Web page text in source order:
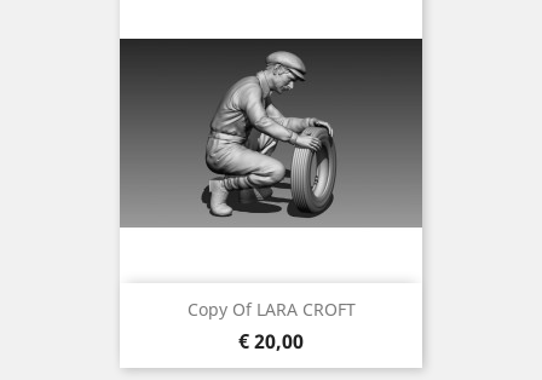
Copy Of LARA CROFT
Prijs
€ 20,00